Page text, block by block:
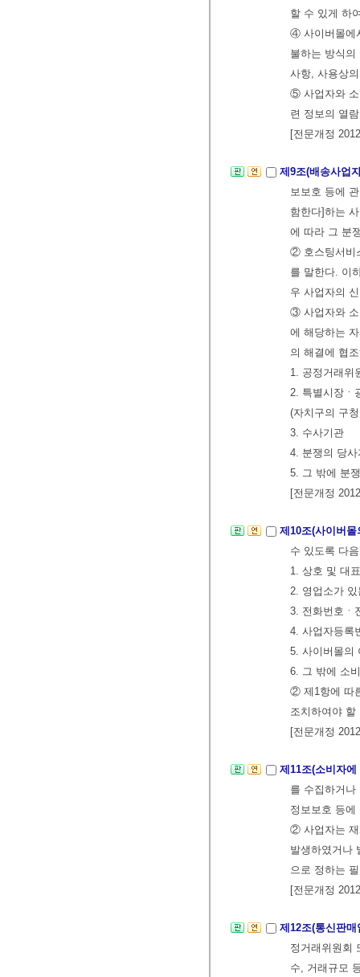
할 수 있게 하
④ 사이버몰에
불하는 방식
사항, 사용상
⑤ 사업자와 소
련 정보의 열
[전문개정
제9조(배송사업
보보호 등에
함한다]하는
에 따라 그 분
② 호스팅서비
를 말한다. 이
우 사업자의
③ 사업자와 소
에 해당하는
의 해결에 협
1. 공정거래위
2. 특별시장ㆍ
(자치구의 구
3. 수사기관
4. 분쟁의 당
5. 그 밖에 분
[전문개정
제10조(사이버
수 있도록 다
1. 상호 및 대
2. 영업소가
3. 전화번호ㆍ
4. 사업자등록
5. 사이버몰의
6. 그 밖에 소
② 제1항에 따
조치하여야
[전문개정
제11조(소비자
를 수집하거
정보보호 등
② 사업자는 재
발생하였거나
으로 정하는
[전문개정
제12조(통신판
정거래위원회
수, 거래규모